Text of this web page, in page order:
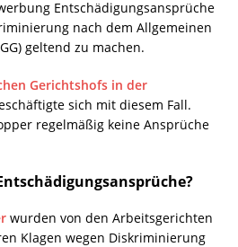
Entschädigungsansprüche
nach dem Allgemeinen
geltend zu machen.
Gerichtshofs in der
sich mit diesem Fall.
regelmäßig keine Ansprüche
wurden von den Arbeitsgerichten
Klagen wegen Diskriminierung